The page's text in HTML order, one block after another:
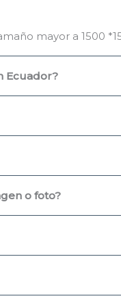
mayor a 1500
Ecuador?
o foto?